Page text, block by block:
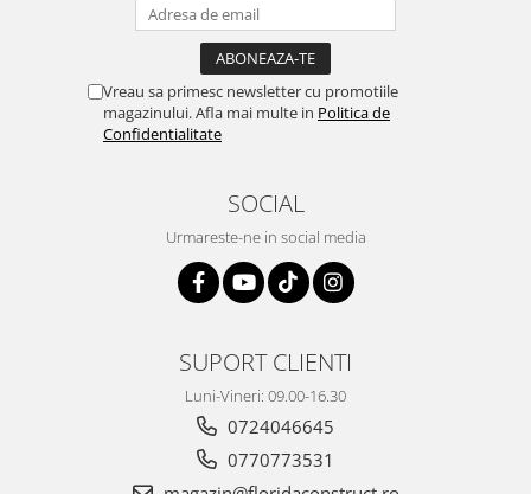
Vreau sa primesc newsletter cu promotiile
magazinului. Afla mai multe in Politica de
Confidentialitate
SOCIAL
Urmareste-ne in social media
SUPORT CLIENTI
Luni-Vineri: 09.00-16.30
0724046645
0770773531